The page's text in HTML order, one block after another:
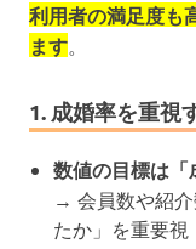
利用者の満足度も
ます
1. 成婚率を重視
数値の目標は「
→ 会員数や紹
たか」を重要視